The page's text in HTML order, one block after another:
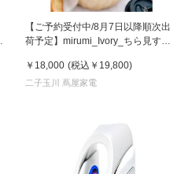
【ご予約受付中/8月7日以降順次出
荷予定】mirumi_Ivory_ちら見する
リー
￥18,000 (税込 ￥19,800)
二子玉川 蔦屋家電